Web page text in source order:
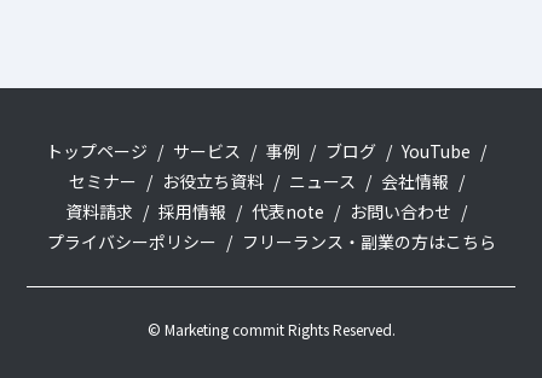
トップページ サービス 事例 ブログ
YouTube
セミナー
お役立ち資料 ニュース
会社情報
資料請求
採用情報 代表note
お問い合わせ
プライバシーポリシー
フリーランス・副業の方はこちら
©︎ Marketing commit Rights Reserved.